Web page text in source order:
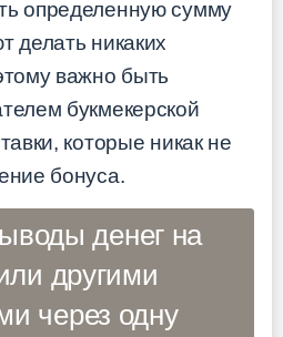
определенную сумму
делать никаких
важно быть
букмекерской
которые никак не
бонуса.
денег на
другими
через одну